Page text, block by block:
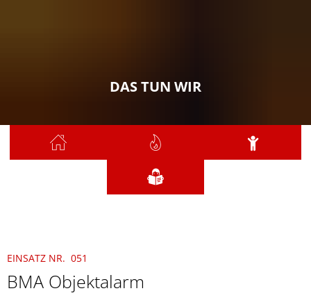
DAS TUN WIR
EINSATZ NR. 051
BMA Objektalarm